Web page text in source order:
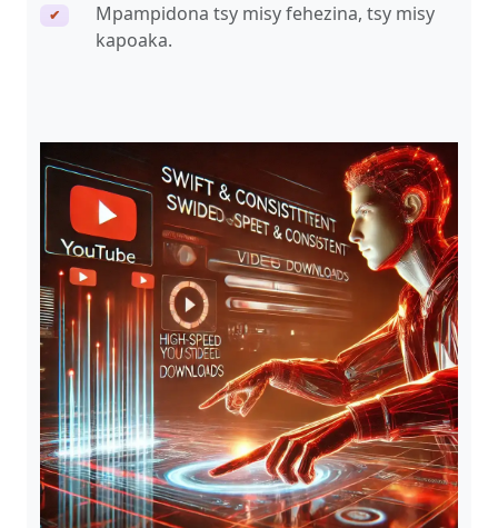
✔
Mpampidona tsy misy fehezina, tsy misy
kapoaka.